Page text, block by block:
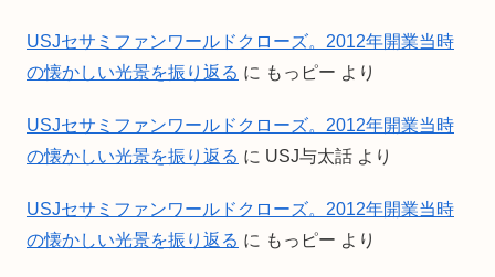
USJセサミファンワールドクローズ。2012年開業当時
の懐かしい光景を振り返る に もっピー より
USJセサミファンワールドクローズ。2012年開業当時
の懐かしい光景を振り返る に USJ与太話 より
USJセサミファンワールドクローズ。2012年開業当時
の懐かしい光景を振り返る に もっピー より